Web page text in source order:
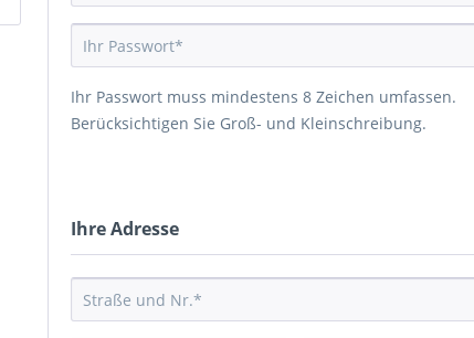
Ihr Passwort muss mindestens 8 Zeichen umfassen.
Berücksichtigen Sie Groß- und Kleinschreibung.
Ihre Adresse